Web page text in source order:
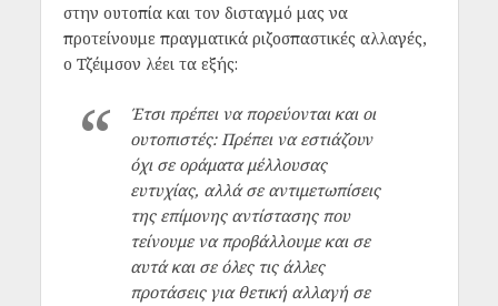
στην ουτοπία και τον δισταγμό μας να
προτείνουμε πραγματικά ριζοσπαστικές αλλαγές,
ο Τζέιμσον λέει τα εξής:
Έτσι πρέπει να πορεύονται και οι
ουτοπιστές: Πρέπει να εστιάζουν
όχι σε οράματα μέλλουσας
ευτυχίας, αλλά σε αντιμετωπίσεις
της επίμονης αντίστασης που
τείνουμε να προβάλλουμε και σε
αυτά και σε όλες τις άλλες
προτάσεις για θετική αλλαγή σε